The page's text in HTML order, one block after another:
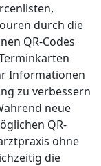
durch die
QR-Codes
Informationen
zu verbessern
neue
QR-
ohne
die